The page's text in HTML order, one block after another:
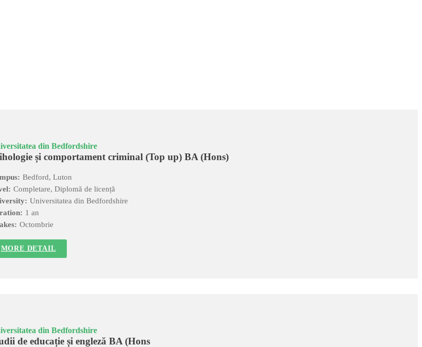
din Bedfordshire
și comportament criminal (Top up) BA (Hons)
Bedford, Luton
Completare, Diplomă de licență
Universitatea din Bedfordshire
1 an
Octombrie
MORE DETAIL
din Bedfordshire
de educație și engleză BA (Hons